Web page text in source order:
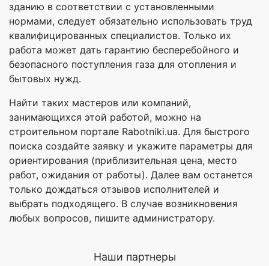
зданию в соответствии с установленными
нормами, следует обязательно использовать труд
квалифицированных специалистов. Только их
работа может дать гарантию бесперебойного и
безопасного поступления газа для отопления и
бытовых нужд.
Найти таких мастеров или компаний,
занимающихся этой работой, можно на
строительном портале Rabotniki.ua. Для быстрого
поиска создайте заявку и укажите параметры для
ориентирования (приблизительная цена, место
работ, ожидания от работы). Далее вам останется
только дождаться отзывов исполнителей и
выбрать подходящего. В случае возникновения
любых вопросов, пишите администратору.
Наши партнеры